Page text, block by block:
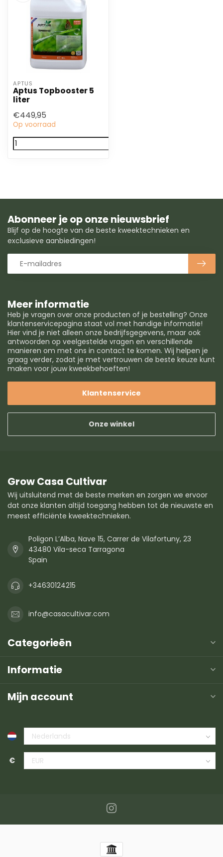
APTUS
Aptus Topbooster 5
liter
€449,95
Op voorraad
Meer informatie
Heb je vragen over onze producten of je bestelling? Onze
klantenservicepagina staat vol met handige informatie!
Hier vind je niet alleen onze bedrijfsgegevens, maar ook
antwoorden op veelgestelde vragen en verschillende
manieren om met ons in contact te komen. Wij helpen je
graag verder, zodat je met vertrouwen de beste keuze kunt
maken voor jouw kweekbehoeften!
Klantenservice
Onze winkel
Abonneer je op onze nieuwsbrief
Blijf op de hoogte van de beste kweektechnieken en
exclusieve aanbiedingen!
Grow Casa Cultivar
Wij uitsluitend met de beste merken en zorgen we ervoor
dat onze klanten altijd toegang hebben tot de nieuwste en
meest efficiënte kweektechnieken.
Poligon L’Alba, Nave 15, Carrer de Vilafortuny, 23
43480 Vila-seca Tarragona
Spain
+34630124215
info@casacultivar.com
Categorieën
Informatie
Mijn account
€